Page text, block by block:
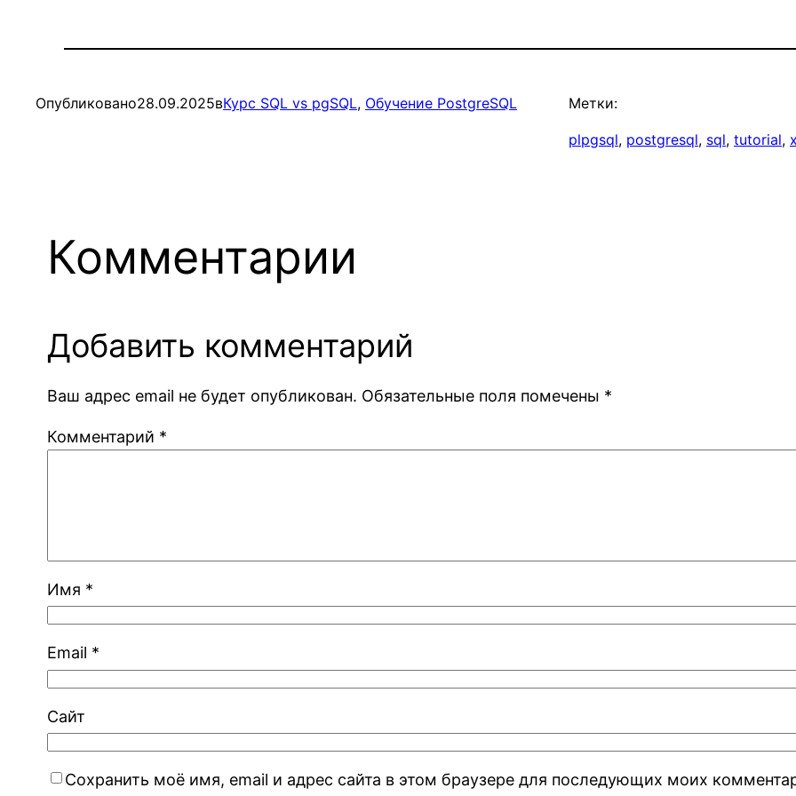
Опубликовано28.09.2025вКурс SQL vs pgSQL, Обучение PostgreSQL Метки:
plpgsql, postgresql, sql, tutorial,
Комментарии
Добавить комментарий
Ваш адрес email не будет опубликован. Обязательные поля помечены *
Комментарий *
Имя *
Email *
Сайт
Сохранить моё имя, email и адрес сайта в этом браузере для последующих моих